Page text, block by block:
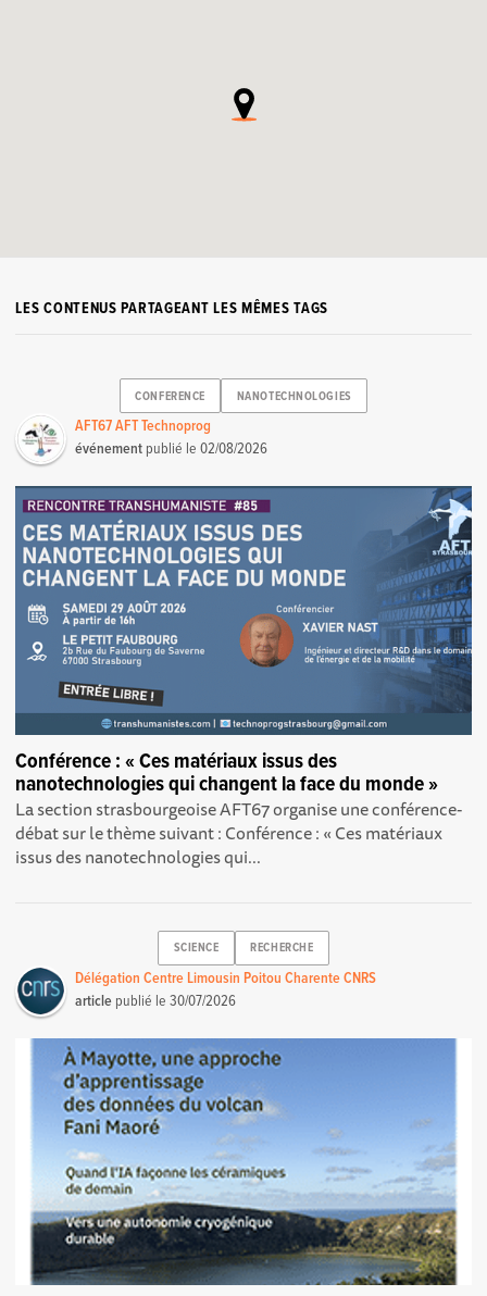
LES CONTENUS PARTAGEANT LES MÊMES TAGS
CONFERENCE NANOTECHNOLOGIES
AFT67 AFT Technoprog
événement publié le02/08/2026
Conférence : « Ces matériaux issus des
nanotechnologies qui changent la face du monde »
La section strasbourgeoise AFT67 organise une conférence-
débat sur le thème suivant : Conférence : « Ces matériaux
issus des nanotechnologies qui...
SCIENCE RECHERCHE
Délégation Centre Limousin Poitou Charente CNRS
article publié le30/07/2026